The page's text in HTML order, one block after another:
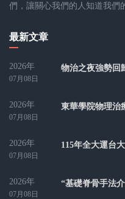
們，讓關心我們的人知道我們
最新文章
2026年
07月08日
物治之夜強勢回
2026年
07月08日
東華學院物理治
2026年
07月08日
115年全大運台
2026年
07月08日
“基礎脊骨手法